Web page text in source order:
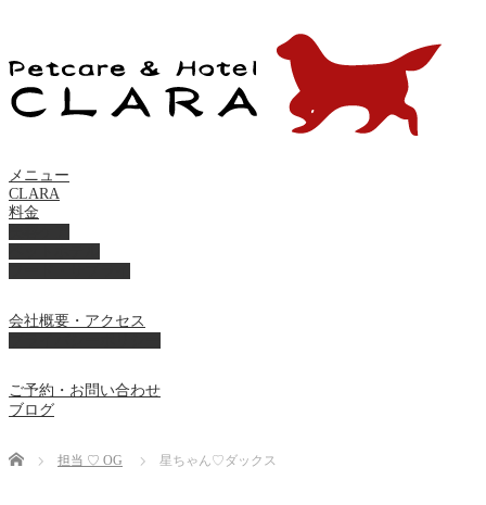
メニュー
CLARA
料金
会社概要・アクセス
ご予約・お問い合わせ
ブログ
Home 担当 ♡ OG 星ちゃん♡ダックス